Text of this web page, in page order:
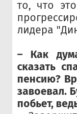
то, что
лидера
– Как
сказать
пенсию?
завоевал.
побьет,